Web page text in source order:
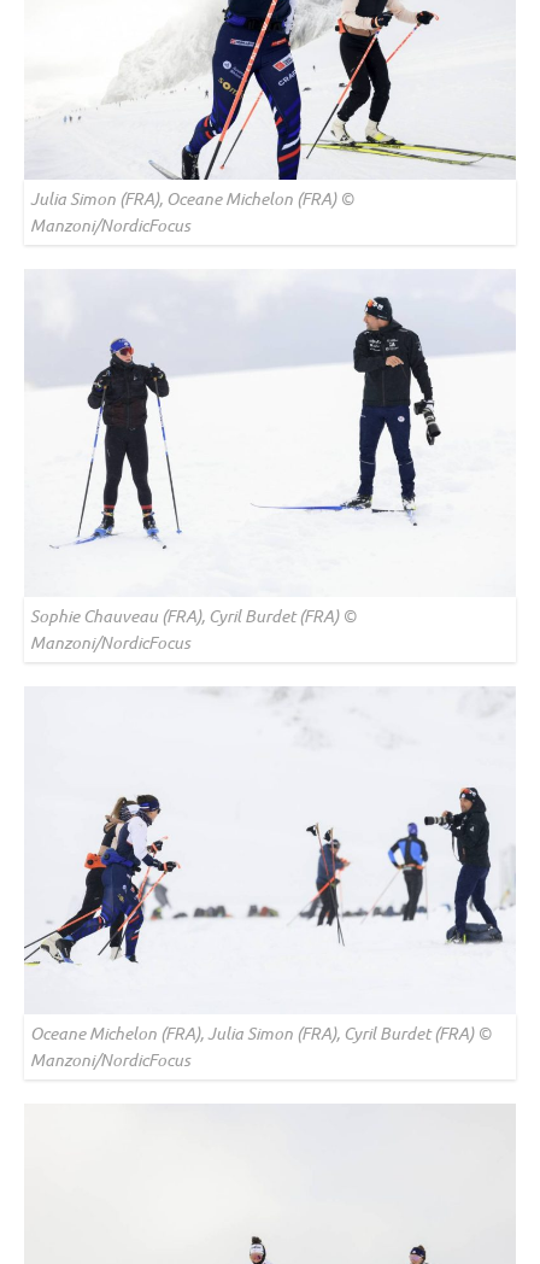
Julia Simon (FRA), Oceane Michelon (FRA) ©
Manzoni/NordicFocus
Sophie Chauveau (FRA), Cyril Burdet (FRA) ©
Manzoni/NordicFocus
Oceane Michelon (FRA), Julia Simon (FRA), Cyril Burdet (FRA) ©
Manzoni/NordicFocus